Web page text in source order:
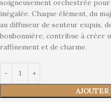
soigneusement orchestrée
inégalée. Chaque élément, du
au diffuseur de senteur exquis,
bonbonnière, contribue à créer
raffinement et de charme.